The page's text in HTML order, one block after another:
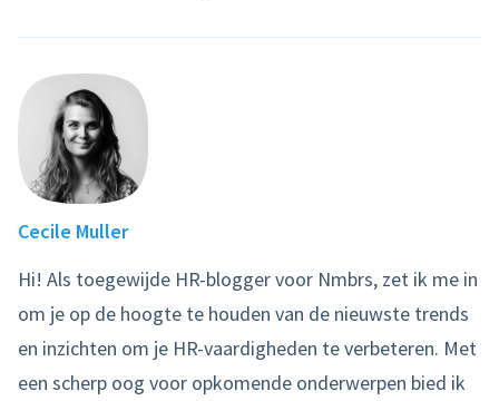
Cecile Muller
Hi! Als toegewijde HR-blogger voor Nmbrs, zet ik me in
om je op de hoogte te houden van de nieuwste trends
en inzichten om je HR-vaardigheden te verbeteren. Met
een scherp oog voor opkomende onderwerpen bied ik